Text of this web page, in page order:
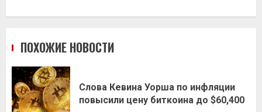
ПОХОЖИЕ НОВОСТИ
Слова Кевина Уорша по инфляции
повысили цену биткоина до $60,400